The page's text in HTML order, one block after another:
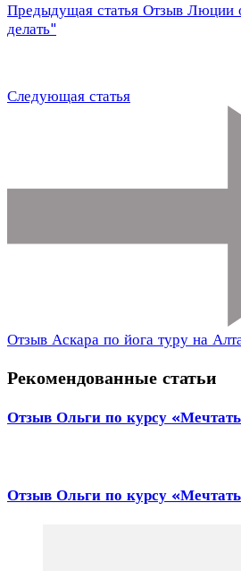
Предыдущая статья Отзыв Люции
делать"
Следующая статья
Отзыв Аскара по йога туру на
Рекомендованные статьи
Отзыв Ольги по курсу
Отзыв Ольги по курсу